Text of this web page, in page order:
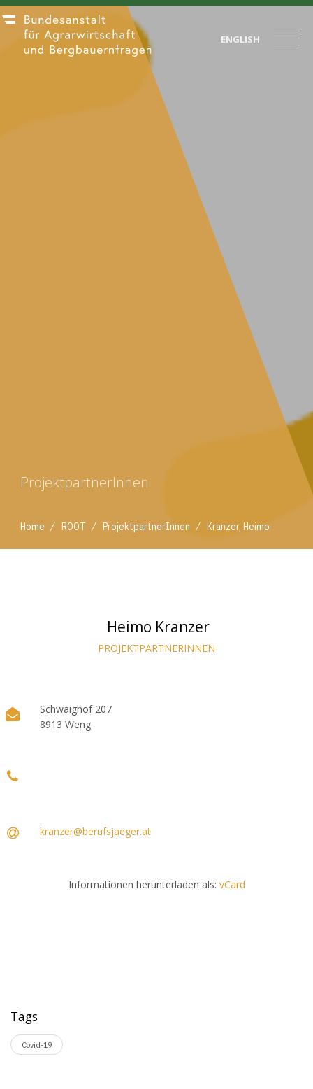
ENGLISH
ProjektpartnerInnen
Home / ROOT / ProjektpartnerInnen / Kranzer, Heimo
Heimo Kranzer
PROJEKTPARTNERINNEN
Schwaighof 207
8913 Weng
kranzer@berufsjaeger.at
Informationen herunterladen als: vCard
Tags
Covid-19